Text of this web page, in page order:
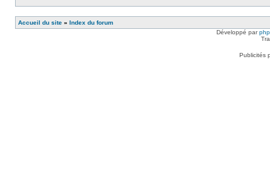
Accueil du site » Index du forum
Développé par
Publicités